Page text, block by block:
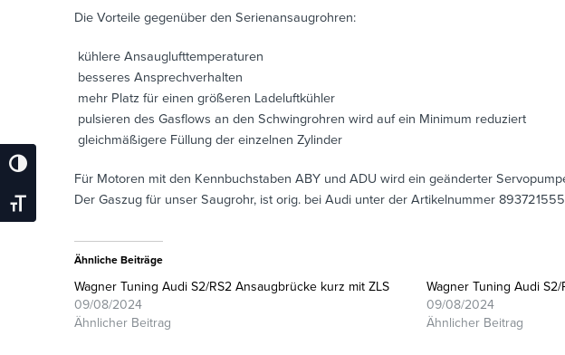
Umschalten Auf Hohe Kontraste
Schrift Vergrößern
Die Vorteile gegenüber den Serienansaugrohren:
 kühlere Ansauglufttemperaturen
 besseres Ansprechverhalten
 mehr Platz für einen größeren Ladeluftkühler
 pulsieren des Gasflows an den Schwingrohren wird auf ein Minimum reduziert
 gleichmäßigere Füllung der einzelnen Zylinder
Für Motoren mit den Kennbuchstaben ABY und ADU wird ein geänderter
Der Gaszug für unser Saugrohr, ist orig. bei Audi unter der Artikelnummer
Ähnliche Beiträge
Wagner Tuning Audi S2/RS2 Ansaugbrücke kurz mit ZLS
09/08/2024
Ähnlicher Beitrag
Wagner Tuning Audi
09/08/2024
Ähnlicher Beitrag